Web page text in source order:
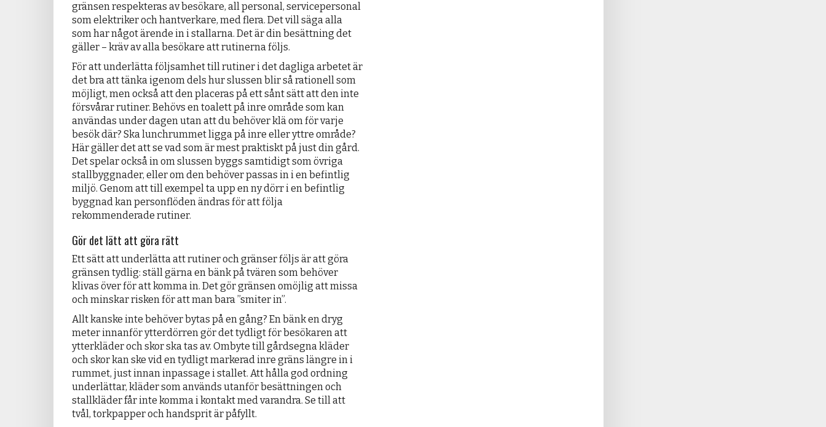
gränsen respekteras av besökare, all personal, servicepersonal
som elektriker och hantverkare, med flera. Det vill säga alla
som har något ärende in i stallarna. Det är din besättning det
gäller – kräv av alla besökare att rutinerna följs.
För att underlätta följsamhet till rutiner i det dagliga arbetet är
det bra att tänka igenom dels hur slussen blir så rationell som
möjligt, men också att den placeras på ett sånt sätt att den inte
försvårar rutiner. Behövs en toalett på inre område som kan
användas under dagen utan att du behöver klä om för varje
besök där? Ska lunchrummet ligga på inre eller yttre område?
Här gäller det att se vad som är mest praktiskt på just din gård.
Det spelar också in om slussen byggs samtidigt som övriga
stallbyggnader, eller om den behöver passas in i en befintlig
miljö. Genom att till exempel ta upp en ny dörr i en befintlig
byggnad kan personflöden ändras för att följa
rekommenderade rutiner.
Gör det lätt att göra rätt
Ett sätt att underlätta att rutiner och gränser följs är att göra
gränsen tydlig: ställ gärna en bänk på tvären som behöver
klivas över för att komma in. Det gör gränsen omöjlig att missa
och minskar risken för att man bara ”smiter in”.
Allt kanske inte behöver bytas på en gång? En bänk en dryg
meter innanför ytterdörren gör det tydligt för besökaren att
ytterkläder och skor ska tas av. Ombyte till gårdsegna kläder
och skor kan ske vid en tydligt markerad inre gräns längre in i
rummet, just innan inpassage i stallet. Att hålla god ordning
underlättar, kläder som används utanför besättningen och
stallkläder får inte komma i kontakt med varandra. Se till att
tvål, torkpapper och handsprit är påfyllt.